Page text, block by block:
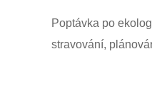
Poptávka po
stravování,